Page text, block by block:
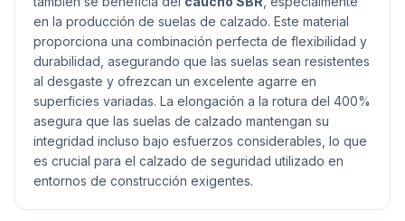
en la producción de suelas de calzado. Este material
proporciona una combinación perfecta de flexibilidad y
durabilidad, asegurando que las suelas sean resistentes
al desgaste y ofrezcan un excelente agarre en
superficies variadas. La elongación a la rotura del 400%
asegura que las suelas de calzado mantengan su
integridad incluso bajo esfuerzos considerables, lo que
es crucial para el calzado de seguridad utilizado en
entornos de construcción exigentes.